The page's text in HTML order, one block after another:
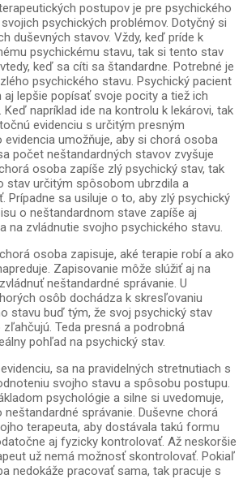
postupov je pre psychického
psychických problémov. Dotyčný si
duševných stavov. Vždy, keď príde k
psychickému stavu, tak si tento stav
keď sa cíti sa štandardne. Potrebné je
psychického stavu. Psychický pacient
aj lepšie popísať svoje pocity a tiež ich
Keď napríklad ide na kontrolu k lekárovi, tak
evidenciu s určitým presným
umožňuje, aby si chorá osoba
počet neštandardných stavov zvyšuje
osoba zapíše zlý psychický stav, tak
stav určitým spôsobom ubrzdila a
Prípadne sa usiluje o to, aby zlý psychický
o neštandardnom stave zapíše aj
na zvládnutie svojho psychického stavu.
osoba zapisuje, aké terapie robí a ako
Zapisovanie môže slúžiť aj na
neštandardné správanie. U
osôb dochádza k skresľovaniu
stavu buď tým, že svoj psychický stav
Teda presná a podrobná
pohľad na psychický stav.
sa na pravidelných stretnutiach s
svojho stavu a spôsobu postupu.
psychológie a silne si uvedomuje,
správanie. Duševne chorá
terapeuta, aby dostávala takú formu
aj fyzicky kontrolovať. Až neskoršie
už nemá možnosť skontrolovať. Pokiaľ
nedokáže pracovať sama, tak pracuje s